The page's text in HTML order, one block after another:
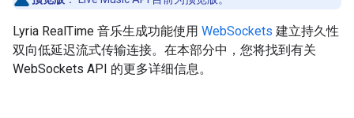
Lyria RealTime 音乐生成功能使用 WebSockets 建立持久性
双向低延迟流式传输连接。在本部分中，您将找到有关
WebSockets API 的更多详细信息。